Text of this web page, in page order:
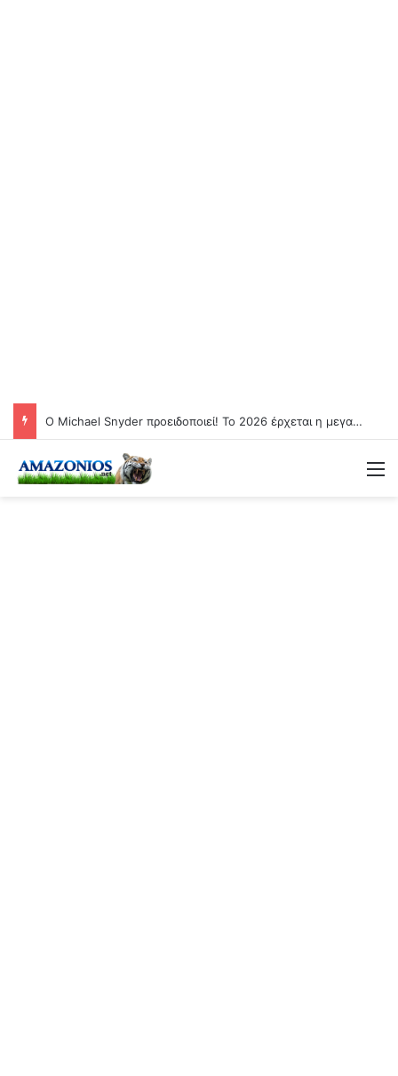
Ο Michael Snyder προειδοποιεί! Το 2026 έρχεται η μεγαλύτερη επισιτιστική κρίση της ιστορίας